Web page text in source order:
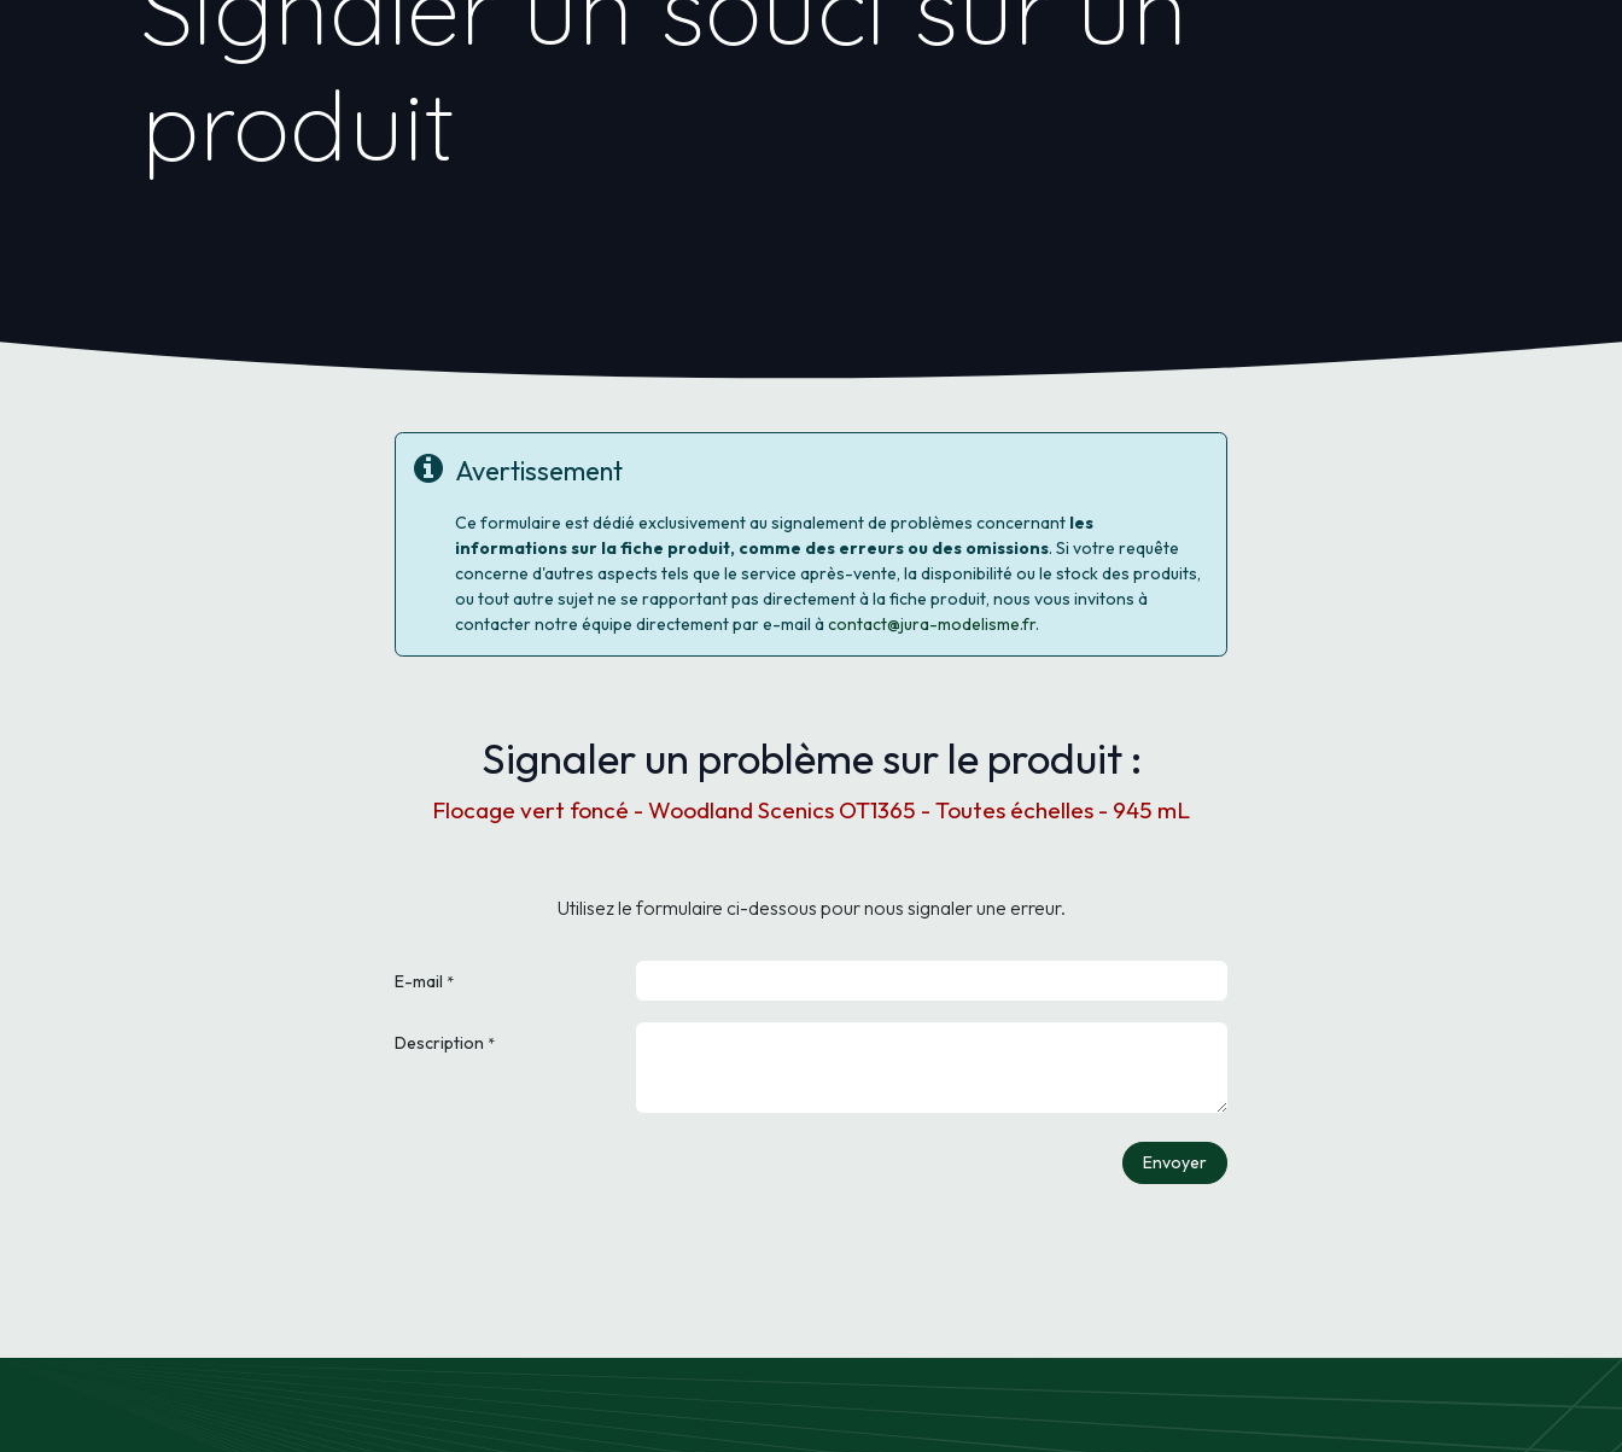
produit
Avertissement
Ce formulaire est dédié exclusivement au signalement de problèmes concernant les
informations sur la fiche produit, comme des erreurs ou des omissions. Si votre requête
concerne d'autres aspects tels que le service après-vente, la disponibilité ou le stock des produits,
ou tout autre sujet ne se rapportant pas directement à la fiche produit, nous vous invitons à
contacter notre équipe directement par e-mail à contact@jura-modelisme.fr.
Signaler un problème sur le produit :
Flocage vert foncé - Woodland Scenics OT1365 - Toutes échelles - 945 mL
Utilisez le formulaire ci-dessous pour nous signaler une erreur.
E-mail *
Description *
Envoyer